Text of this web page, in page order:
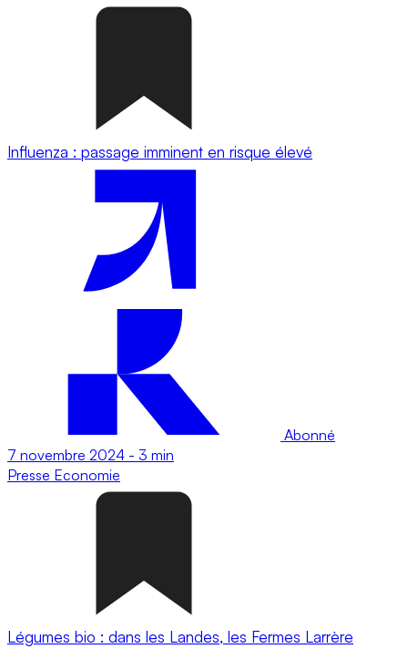
Influenza : passage imminent en risque élevé
Abonné
7 novembre 2024 - 3 min
Presse Economie
Légumes bio : dans les Landes, les Fermes Larrère